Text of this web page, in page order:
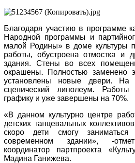
Благодаря участию в программе
Народной программы и
малой Родины» в доме культуры
работы, обустроена отмостка и
здания. Стены во всех
окрашены. Полностью заменено
установлены новые двери. На
сценический линолеум.
графику и уже завершены на 70%.
«В данном культурно центре
детских танцевальных
скоро дети смогу
современном здании», -
координатор партпроекта
Мадина Ганижева.